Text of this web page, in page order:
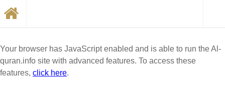
Your browser has JavaScript enabled and is able to run the Al-
quran.info site with advanced features. To access these
features, click here.